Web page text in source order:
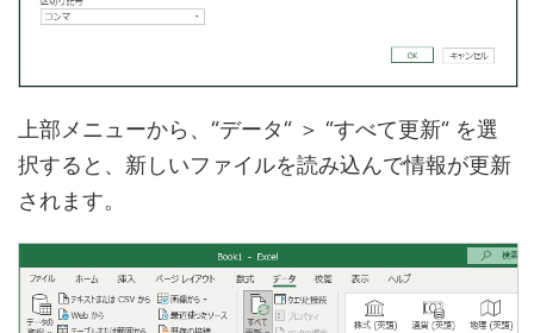
上部メニューから、“データ“ ＞ “すべて更新“ を選
択すると、新しいファイルを読み込んで情報が更新
されます。